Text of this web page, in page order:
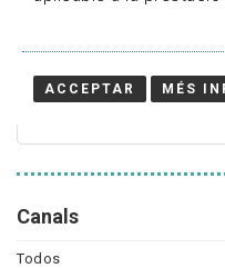
Canals
Todos
ACCEPTAR MÉS